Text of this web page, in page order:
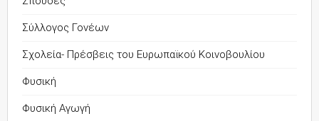
Σύλλογος Γονέων
Σχολεία- Πρέσβεις του Ευρωπαϊκού Κοινοβουλίου
Φυσική
Φυσική Αγωγή